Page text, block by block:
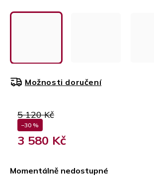
5 120 Kč
–30 %
3 580 Kč
Momentálně nedostupné
Možnosti doručení